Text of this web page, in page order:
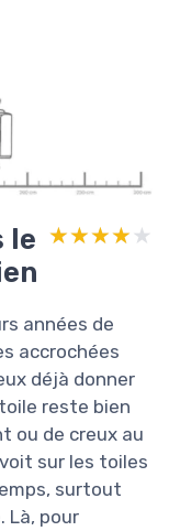
le ★★★★★
★★★★★
années de
accrochées
déjà donner
reste bien
ou de creux au
sur les toiles
surtout
Là, pour